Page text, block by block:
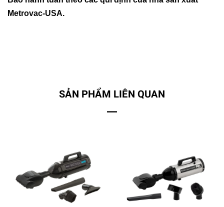
Metrovac-USA.
SẢN PHẨM LIÊN QUAN